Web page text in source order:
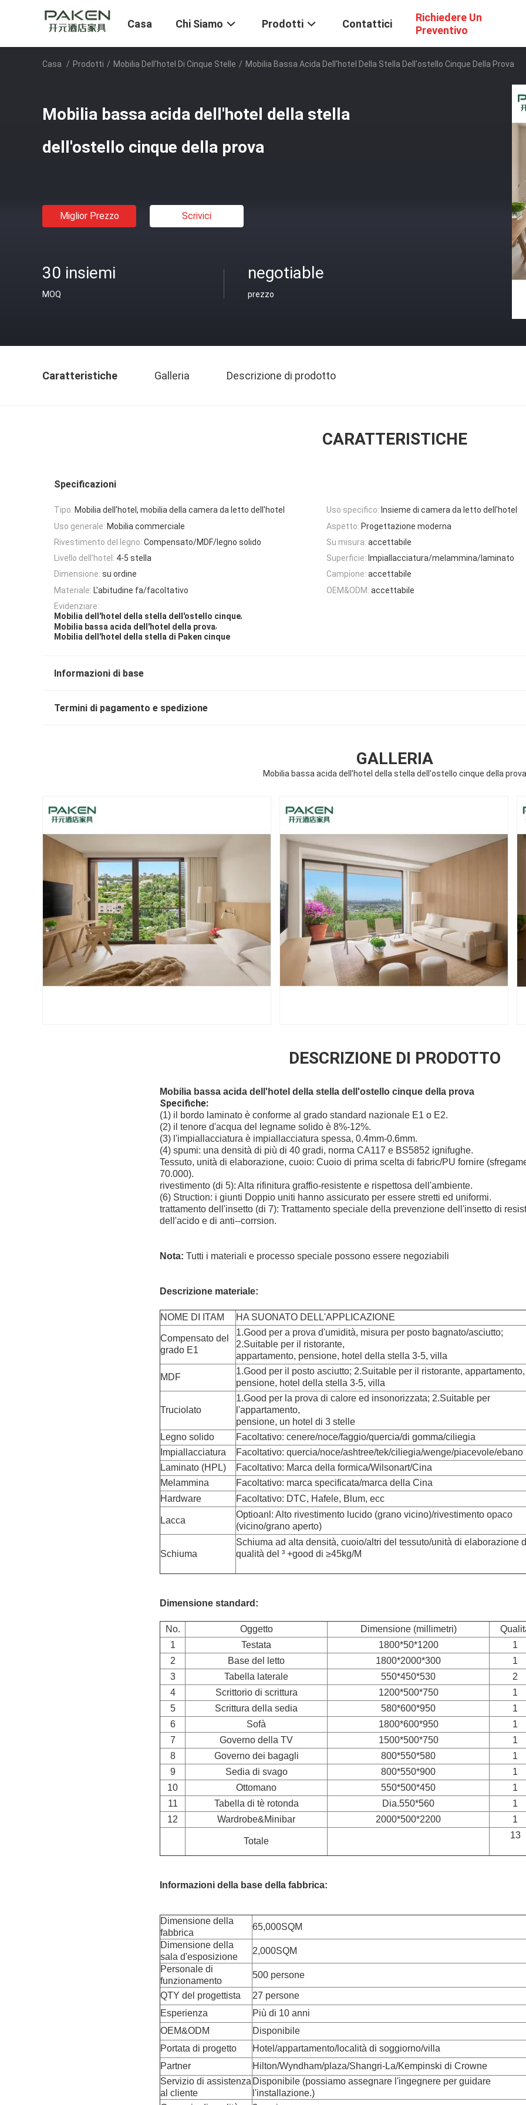
Casa Chi Siamo Prodotti Contattici
Richiedere Un
Preventivo
Casa / Prodotti / Mobilia Dell'hotel Di Cinque Stelle / Mobilia Bassa Acida Dell'hotel Della Stella Dell'ostello Cinque Della Prova
Mobilia bassa acida dell'hotel della stella
dell'ostello cinque della prova
Miglior Prezzo Scrivici
30 insiemi
MOQ
negotiable
prezzo
Caratteristiche Galleria Descrizione di prodotto
CARATTERISTICHE
Specificazioni
Tipo: Mobilia dell'hotel, mobilia della camera da letto dell'hotel Uso specifico: Insieme di camera da letto dell'hotel
Uso generale: Mobilia commerciale Aspetto: Progettazione moderna
Rivestimento del legno: Compensato/MDF/legno solido Su misura: accettabile
Livello dell'hotel: 4-5 stella Superficie: Impiallacciatura/melammina/laminato
Dimensione: su ordine Campione: accettabile
Materiale: L'abitudine fa/facoltativo OEM&ODM: accettabile
Evidenziare:
Mobilia dell'hotel della stella dell'ostello cinque,
Mobilia bassa acida dell'hotel della prova,
Mobilia dell'hotel della stella di Paken cinque
Informazioni di base
Termini di pagamento e spedizione
GALLERIA
Mobilia bassa acida dell'hotel della stella dell'ostello cinque della prova
DESCRIZIONE DI PRODOTTO
Mobilia bassa acida dell'hotel della stella dell'ostello cinque della prova
Specifiche:
(1) il bordo laminato è conforme al grado standard nazionale E1 o E2.
(2) il tenore d'acqua del legname solido è 8%-12%.
(3) l'impiallacciatura è impiallacciatura spessa, 0.4mm-0.6mm.
(4) spumi: una densità di più di 40 gradi, norma CA117 e BS5852 ignifughe.
Tessuto, unità di elaborazione, cuoio: Cuoio di prima scelta di fabric/PU fornire
70.000).
rivestimento (di 5): Alta rifinitura graffio-resistente e rispettosa dell'ambiente.
(6) Struction: i giunti Doppio uniti hanno assicurato per essere stretti ed uniformi.
trattamento dell'insetto (di 7): Trattamento speciale della prevenzione dell'insetto di
dell'acido e di anti--corrsion.
Nota: Tutti i materiali e processo speciale possono essere negoziabili
Descrizione materiale:
NOME DI ITAM HA SUONATO DELL'APPLICAZIONE
Compensato del
grado E1
1.Good per a prova d'umidità, misura per posto bagnato/asciutto;
2.Suitable per il ristorante,
appartamento, pensione, hotel della stella 3-5, villa
MDF
1.Good per il posto asciutto; 2.Suitable per il ristorante, appartamento,
pensione, hotel della stella 3-5, villa
Truciolato
1.Good per la prova di calore ed insonorizzata; 2.Suitable per
l'appartamento,
pensione, un hotel di 3 stelle
Legno solido
Facoltativo: cenere/noce/faggio/quercia/di gomma/ciliegia
Impiallacciatura
Facoltativo: quercia/noce/ashtree/tek/ciliegia/wenge/piacevole/ebano
Laminato (HPL)
Facoltativo: Marca della formica/Wilsonart/Cina
Melammina
Facoltativo: marca specificata/marca della Cina
Hardware
Facoltativo: DTC, Hafele, Blum, ecc
Lacca
Optioanl: Alto rivestimento lucido (grano vicino)/rivestimento opaco
(vicino/grano aperto)
Schiuma
Schiuma ad alta densità, cuoio/altri del tessuto/unità di elaborazione
qualità del ³ +good di ≥45kg/M
Dimensione standard:
No. Oggetto Dimensione (millimetri)
1
Testata 1800*50*1200
1
2
Base del letto 1800*2000*300
1
3
Tabella laterale 550*450*530
2
4
Scrittorio di scrittura 1200*500*750
1
5
Scrittura della sedia 580*600*950
1
6
Sofà 1800*600*950
1
7
Governo della TV 1500*500*750
1
8
Governo dei bagagli 800*550*580
1
9
Sedia di svago 800*550*900
1
10
Ottomano 550*500*450
1
11
Tabella di tè rotonda Dia.550*560
1
12
Wardrobe&Minibar 2000*500*2200 1
Totale
13
Informazioni della base della fabbrica:
Dimensione della
fabbrica
65,000SQM
Dimensione della
sala d'esposizione
2,000SQM
Personale di
funzionamento
500 persone
QTY del progettista
27 persone
Esperienza
Più di 10 anni
OEM&ODM
Disponibile
Portata di progetto
Hotel/appartamento/località di soggiorno/villa
Partner
Hilton/Wyndham/plaza/Shangri-La/Kempinski di Crowne
Servizio di assistenza
al cliente
Disponibile (possiamo assegnare l'ingegnere per guidare
l'installazione.)